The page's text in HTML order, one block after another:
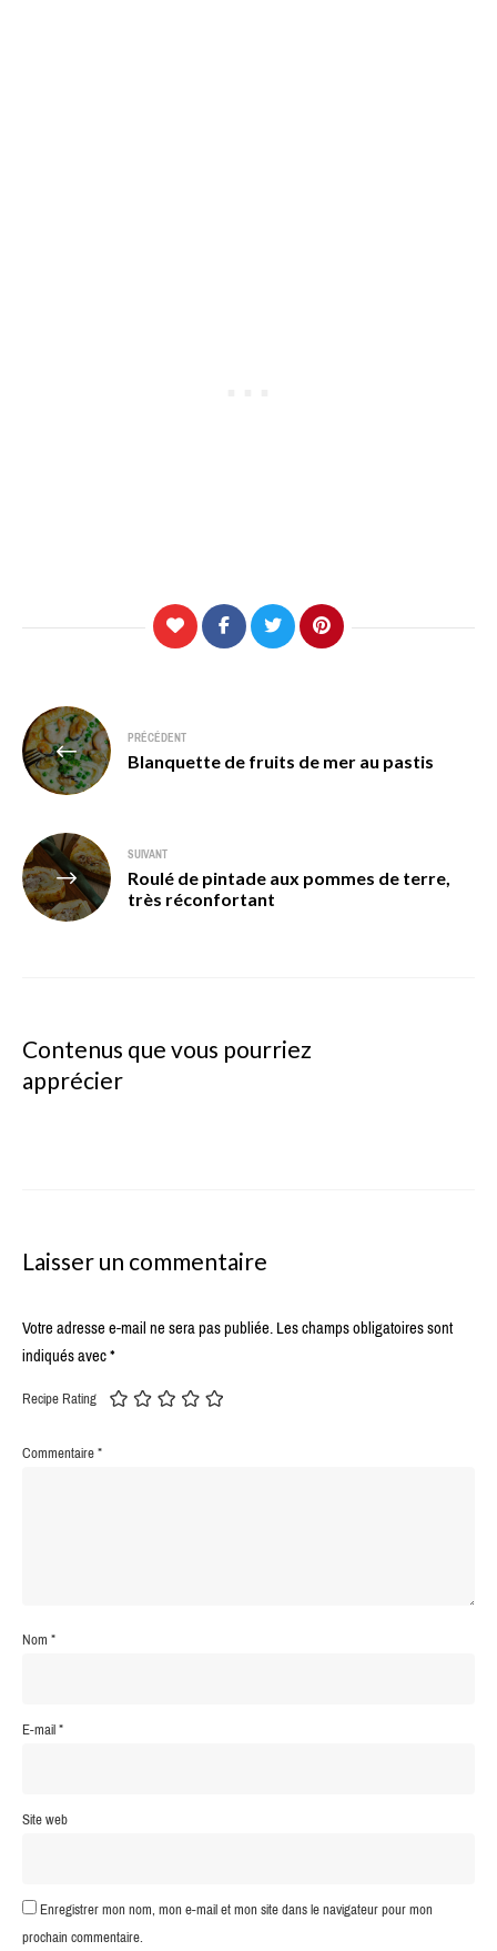
Navigation
de
l’article
PRÉCÉDENT
Blanquette de fruits de mer au pastis
SUIVANT
Roulé de pintade aux pommes de terre,
très réconfortant
Contenus que vous pourriez
apprécier
Laisser un commentaire
Votre adresse e-mail ne sera pas publiée.Les champs obligatoires sont
indiqués avec*
Recipe Rating
Commentaire*
Nom*
E-mail*
Site web
Enregistrer mon nom, mon e-mail et mon site dans le navigateur pour mon
prochain commentaire.